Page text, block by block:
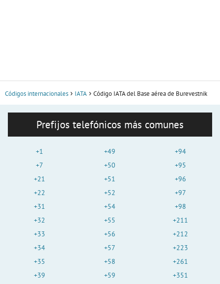
Códigos internacionales IATA Código IATA del Base aérea de Burevestnik
Prefijos telefónicos más comunes
+1
+7
+21
+22
+31
+32
+33
+34
+35
+39
+49
+50
+51
+52
+54
+55
+56
+57
+58
+59
+94
+95
+96
+97
+98
+211
+212
+223
+261
+351